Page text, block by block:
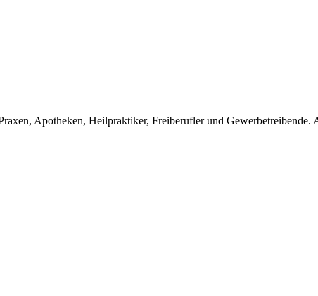
Apotheken, Heilpraktiker, Freiberufler und Gewerbetreibende.